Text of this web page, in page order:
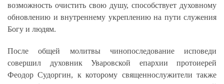
возможность очистить свою душу, способствует духовному
обновлению и внутреннему укреплению на пути служения
Богу и людям.
После общей молитвы чинопоследование исповеди
совершил духовник Уваровской епархии протоиерей
Феодор Судоргин, к которому священнослужители также